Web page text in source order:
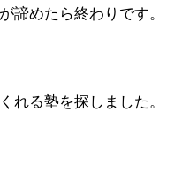
諦めたら終わりです。
れる塾を探しました。